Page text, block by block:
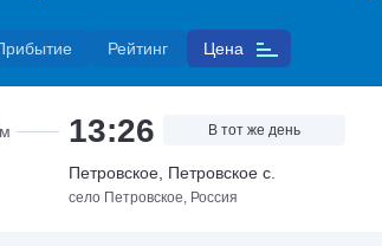
Рейтинг Цена
13:26 В тот же день
Петровское, Петровское с.
село Петровское, Россия